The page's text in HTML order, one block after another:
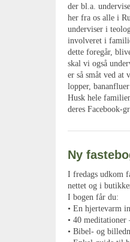
der bl.a.
her fra os alle i
underviser i
involveret i
dette foregår,
skal vi også
er så småt ved at
lopper,
Husk hele
deres Facebook-
Ny
I fredags udkom
nettet og i
I bogen får du:
• En hjertevarm
• 40 meditationer
• Bibel- og